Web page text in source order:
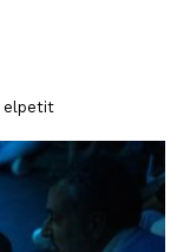
elpetit